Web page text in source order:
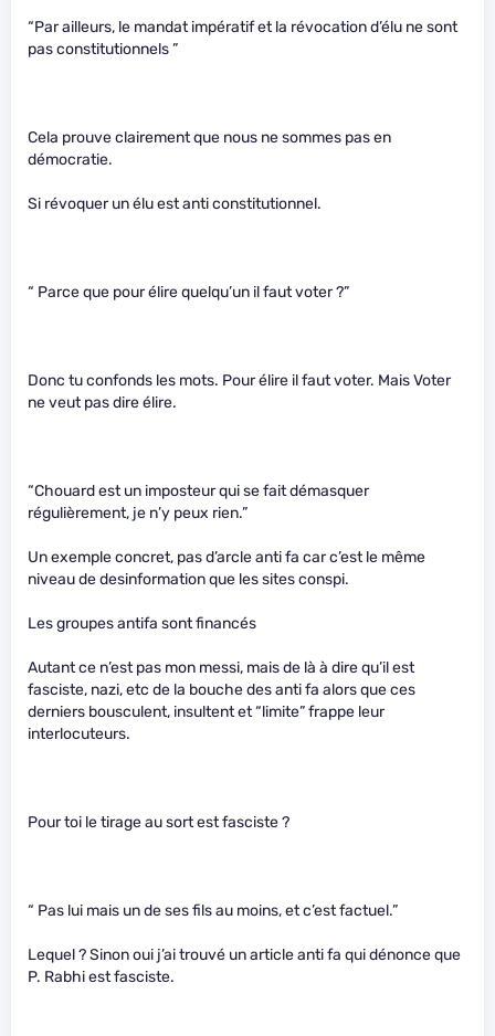
“Par ailleurs, le mandat impératif et la révocation d’élu ne sont
pas constitutionnels ”
Cela prouve clairement que nous ne sommes pas en
démocratie.
Si révoquer un élu est anti constitutionnel.
“ Parce que pour élire quelqu’un il faut voter ?”
Donc tu confonds les mots. Pour élire il faut voter. Mais Voter
ne veut pas dire élire.
“Chouard est un imposteur qui se fait démasquer
régulièrement, je n’y peux rien.”
Un exemple concret, pas d’arcle anti fa car c’est le même
niveau de desinformation que les sites conspi.
Les groupes antifa sont financés
Autant ce n’est pas mon messi, mais de là à dire qu’il est
fasciste, nazi, etc de la bouche des anti fa alors que ces
derniers bousculent, insultent et “limite” frappe leur
interlocuteurs.
Pour toi le tirage au sort est fasciste ?
“ Pas lui mais un de ses fils au moins, et c’est factuel.”
Lequel ? Sinon oui j’ai trouvé un article anti fa qui dénonce que
P. Rabhi est fasciste.